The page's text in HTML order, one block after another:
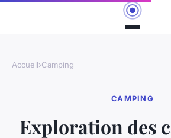
Accueil›Camping
CAMPING
Exploration des